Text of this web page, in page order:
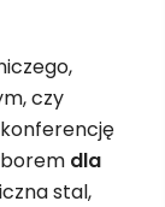
czy
dla
stal,